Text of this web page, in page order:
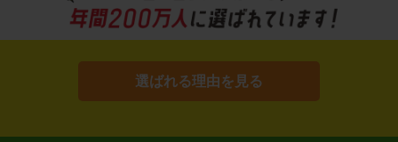
選ばれる理由を見る